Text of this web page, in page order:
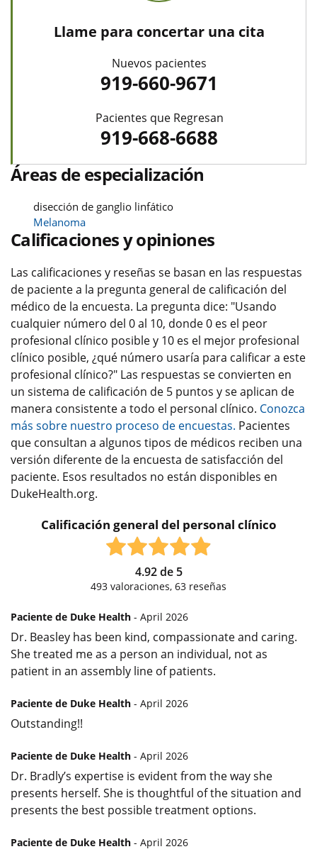
Llame para concertar una cita
Nuevos pacientes
919-660-9671
Pacientes que Regresan
919-668-6688
Áreas de especialización
disección de ganglio linfático
Melanoma
Calificaciones y opiniones
Las calificaciones y reseñas se basan en las respuestas
de paciente a la pregunta general de calificación del
médico de la encuesta. La pregunta dice: "Usando
cualquier número del 0 al 10, donde 0 es el peor
profesional clínico posible y 10 es el mejor profesional
clínico posible, ¿qué número usaría para calificar a este
profesional clínico?" Las respuestas se convierten en
un sistema de calificación de 5 puntos y se aplican de
manera consistente a todo el personal clínico. Conozca
más sobre nuestro proceso de encuestas. Pacientes
que consultan a algunos tipos de médicos reciben una
versión diferente de la encuesta de satisfacción del
paciente. Esos resultados no están disponibles en
DukeHealth.org.
Calificación general del personal clínico
4.92de 5
493 valoraciones, 63 reseñas
Paciente de Duke Health - April 2026
Dr. Beasley has been kind, compassionate and caring.
She treated me as a person an individual, not as
patient in an assembly line of patients.
Paciente de Duke Health - April 2026
Outstanding!!
Paciente de Duke Health - April 2026
Dr. Bradly’s expertise is evident from the way she
presents herself. She is thoughtful of the situation and
presents the best possible treatment options.
Paciente de Duke Health - April 2026